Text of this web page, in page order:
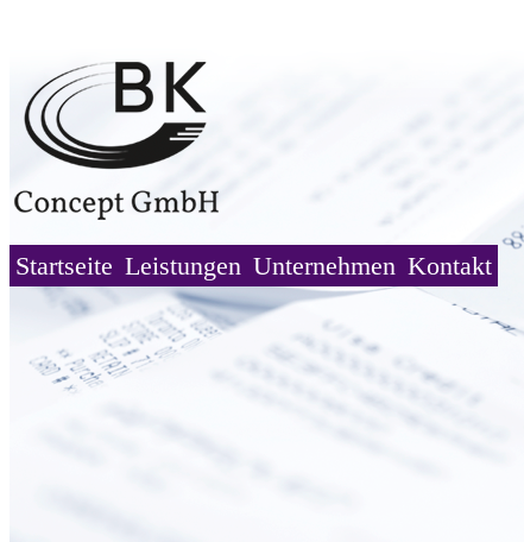
Startseite Leistungen Unternehmen Kontakt